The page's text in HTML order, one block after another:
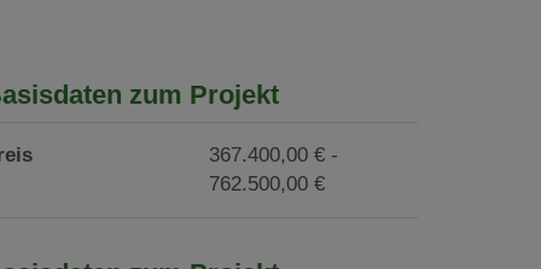
zum Projekt
367.400,00 € -
762.500,00 €